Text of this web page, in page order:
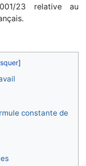
23 relative au
constante de